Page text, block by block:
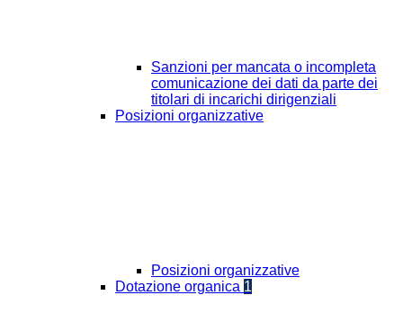
Sanzioni per mancata o incompleta
comunicazione dei dati da parte dei
titolari di incarichi dirigenziali
Posizioni organizzative
Posizioni organizzative
Dotazione organica 1